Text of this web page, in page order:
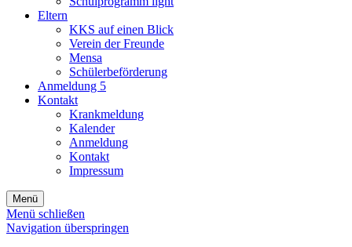
Eltern
KKS auf einen Blick
Verein der Freunde
Mensa
Schülerbeförderung
Anmeldung 5
Kontakt
Krankmeldung
Kalender
Anmeldung
Kontakt
Impressum
Menü
Menü schließen
Navigation überspringen